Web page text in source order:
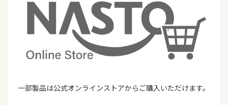
一部製品は公式オンラインストアからご購入いただけます。